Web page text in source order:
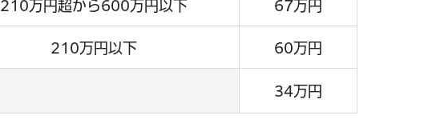
210万円超から600万円以下 67万円
210万円以下 60万円
34万円